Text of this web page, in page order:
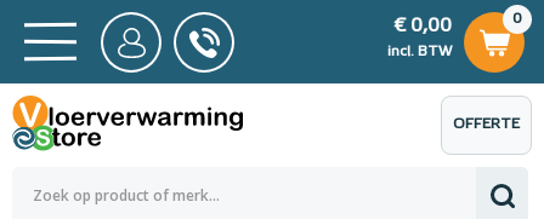
BTW
0,00
0
€ 0,00
incl. BTW
€ 0,00
OFFERTE
AANVRAGEN